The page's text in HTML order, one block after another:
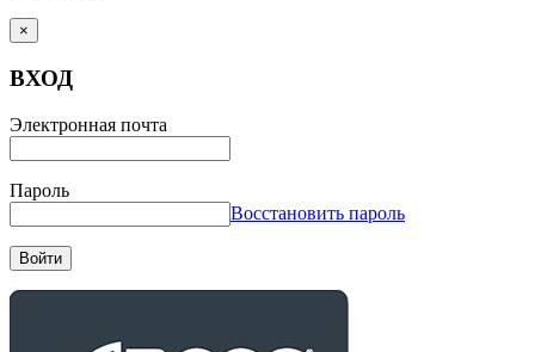
×
ВХОД
Электронная почта
Пароль
Восстановить пароль
Войти